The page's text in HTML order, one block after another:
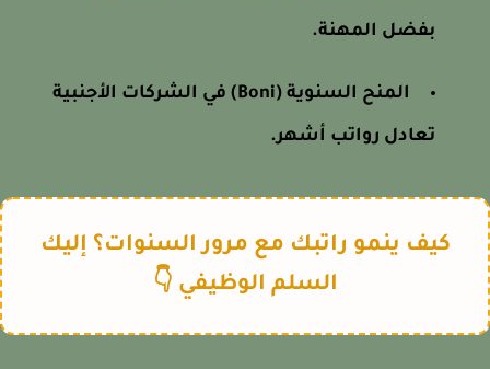
بفضل المهنة.
المنح السنوية (Boni) في الشركات الأجنبية
تعادل رواتب أشهر.
كيف ينمو راتبك مع مرور السنوات؟ إليك
السلم الوظيفي 👇